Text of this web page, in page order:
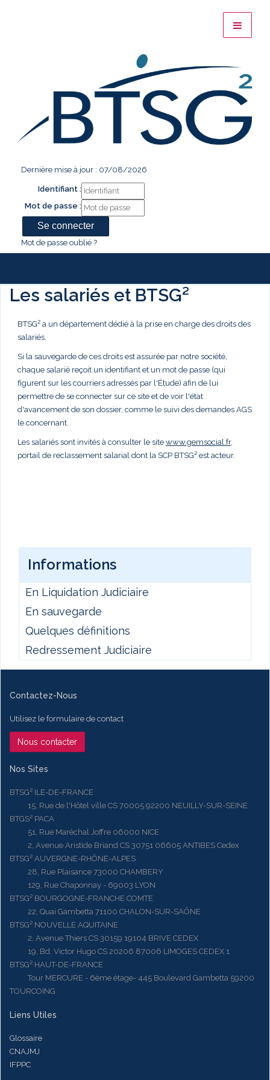
Dernière mise à jour : 07/08/2026
Identifiant :
Mot de passe :
Mot de passe oublié ?
Les salariés et BTSG²
BTSG² a un département dédié à la prise en charge des droits des
salariés.
Si la sauvegarde de ces droits est assurée par notre société,
chaque salarié reçoit un identifiant et un mot de passe (qui
figurent sur les courriers adressés par l'Étude) afin de lui
permettre de se connecter sur ce site et de voir l'état
d'avancement de son dossier, comme le suivi des demandes AGS
le concernant.
Les salariés sont invités à consulter le site www.gemsocial.fr,
portail de reclassement salarial dont la SCP BTSG² est acteur.
Informations
En Liquidation Judiciaire
En sauvegarde
Quelques définitions
Redressement Judiciaire
Contactez-Nous
Utilisez le formulaire de contact
Nous contacter
Nos Sites
BTSG² ILE-DE-FRANCE
15, Rue de l'Hôtel ville CS 70005 92200 NEUILLY-SUR-SEINE
BTGS² PACA
51, Rue Maréchal Joffre 06000 NICE
2, Avenue Aristide Briand CS 30751 06605 ANTIBES Cedex
BTSG² AUVERGNE-RHÔNE-ALPES
28, Rue Plaisance 73000 CHAMBERY
129, Rue Chaponnay - 69003 LYON
BTSG² BOURGOGNE-FRANCHE COMTE
22, Quai Gambetta 71100 CHALON-SUR-SAÔNE
BTSG² NOUVELLE AQUITAINE
2, Avenue Thiers CS 30159 19104 BRIVE CEDEX
19, Bd. Victor Hugo CS 20206 87006 LIMOGES CEDEX 1
BTSG² HAUT-DE-FRANCE
Tour MERCURE - 6ème étage- 445 Boulevard Gambetta 59200
TOURCOING
Liens Utiles
Glossaire
CNAJMJ
IFPPC